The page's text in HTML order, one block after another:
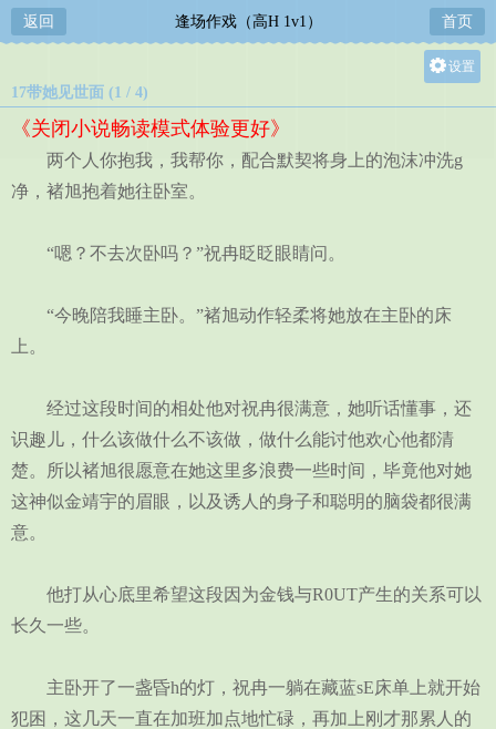
返回 逢场作戏（高H 1v1） 首页
设置
中
17带她见世面 (1 / 4)
《关闭小说畅读模式体验更好》
两个人你抱我，我帮你，配合默契将身上的泡沫冲洗g
净，褚旭抱着她往卧室。
“嗯？不去次卧吗？”祝冉眨眨眼睛问。
“今晚陪我睡主卧。”褚旭动作轻柔将她放在主卧的床
上。
经过这段时间的相处他对祝冉很满意，她听话懂事，还
识趣儿，什么该做什么不该做，做什么能讨他欢心他都清
楚。所以褚旭很愿意在她这里多浪费一些时间，毕竟他对她
这神似金靖宇的眉眼，以及诱人的身子和聪明的脑袋都很满
意。
他打从心底里希望这段因为金钱与R0UT产生的关系可以
长久一些。
主卧开了一盏昏h的灯，祝冉一躺在藏蓝sE床单上就开始
犯困，这几天一直在加班加点地忙碌，再加上刚才那累人的